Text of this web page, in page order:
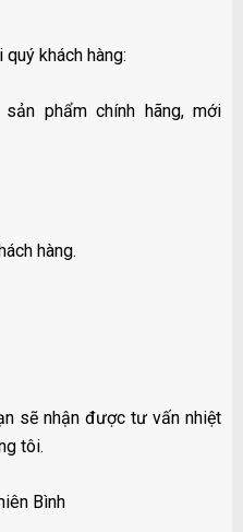
khách hàng:
phẩm chính hãng, mới
hàng.
sẽ nhận được tư vấn nhiệt
tôi.
Bình